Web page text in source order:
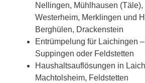
Nellingen, Mühlhausen (Täle),
Westerheim, Merklingen und
Berghülen, Drackenstein
Entrümpelung für Laichingen
Suppingen oder Feldstetten
Haushaltsauflösungen in
Machtolsheim, Feldstetten